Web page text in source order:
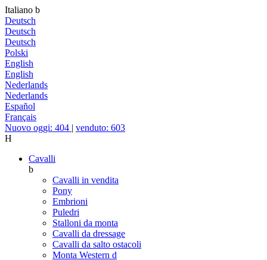
Italiano b
Deutsch
Deutsch
Deutsch
Polski
English
English
Nederlands
Nederlands
Español
Français
Nuovo oggi: 404 | venduto: 603
H
Cavalli
b
Cavalli in vendita
Pony
Embrioni
Puledri
Stalloni da monta
Cavalli da dressage
Cavalli da salto ostacoli
Monta Western d